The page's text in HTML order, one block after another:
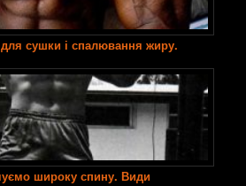
сушки і спалювання жиру.
широку спину. Види